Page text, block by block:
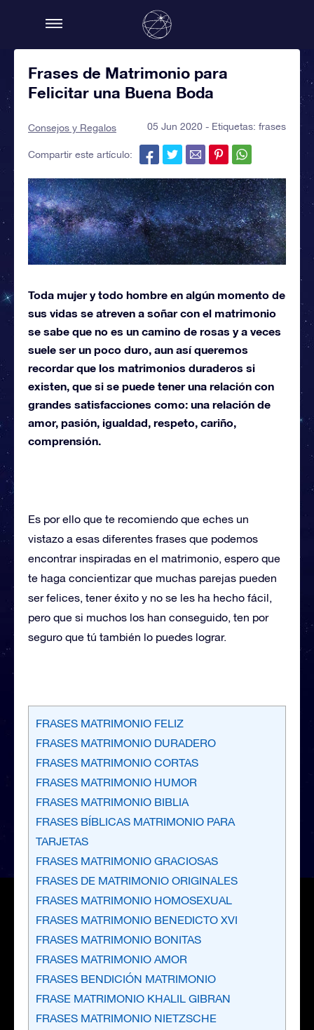
Frases de Matrimonio para
Felicitar una Buena Boda
Consejos y Regalos 05 Jun 2020 - Etiquetas: frases
Compartir este artículo:
Toda mujer y todo hombre en algún momento de
sus vidas se atreven a soñar con el matrimonio
se sabe que no es un camino de rosas y a veces
suele ser un poco duro, aun así queremos
recordar que los matrimonios duraderos si
existen, que si se puede tener una relación con
grandes satisfacciones como: una relación de
amor, pasión, igualdad, respeto, cariño,
comprensión.
Es por ello que te recomiendo que eches un
vistazo a esas diferentes frases que podemos
encontrar inspiradas en el matrimonio, espero que
te haga concientizar que muchas parejas pueden
ser felices, tener éxito y no se les ha hecho fácil,
pero que si muchos los han conseguido, ten por
seguro que tú también lo puedes lograr.
FRASES MATRIMONIO FELIZ
FRASES MATRIMONIO DURADERO
FRASES MATRIMONIO CORTAS
FRASES MATRIMONIO HUMOR
FRASES MATRIMONIO BIBLIA
FRASES BÍBLICAS MATRIMONIO PARA
TARJETAS
FRASES MATRIMONIO GRACIOSAS
FRASES DE MATRIMONIO ORIGINALES
FRASES MATRIMONIO HOMOSEXUAL
FRASES MATRIMONIO BENEDICTO XVI
FRASES MATRIMONIO BONITAS
FRASES MATRIMONIO AMOR
FRASES BENDICIÓN MATRIMONIO
FRASE MATRIMONIO KHALIL GIBRAN
FRASES MATRIMONIO NIETZSCHE